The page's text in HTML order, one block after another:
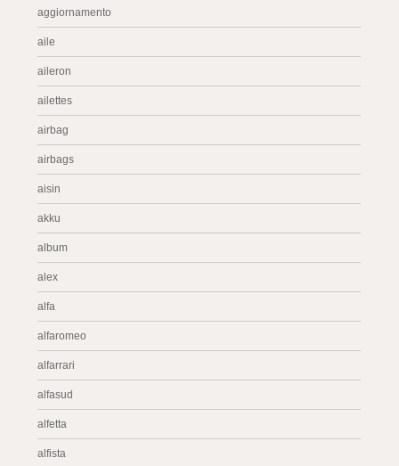
aggiornamento
aile
aileron
ailettes
airbag
airbags
aisin
akku
album
alex
alfa
alfaromeo
alfarrari
alfasud
alfetta
alfista